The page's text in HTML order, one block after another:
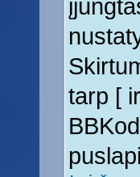
tarp [